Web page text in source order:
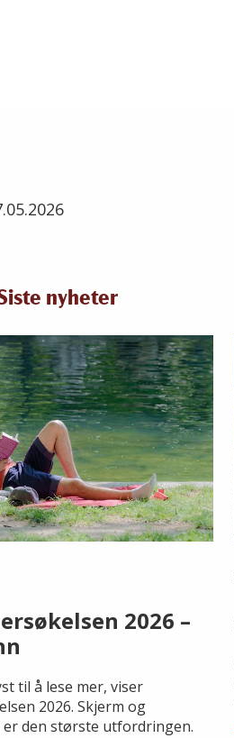
nyheter
2026 –
til å lese mer, viser
2026. Skjerm og
den største utfordringen.